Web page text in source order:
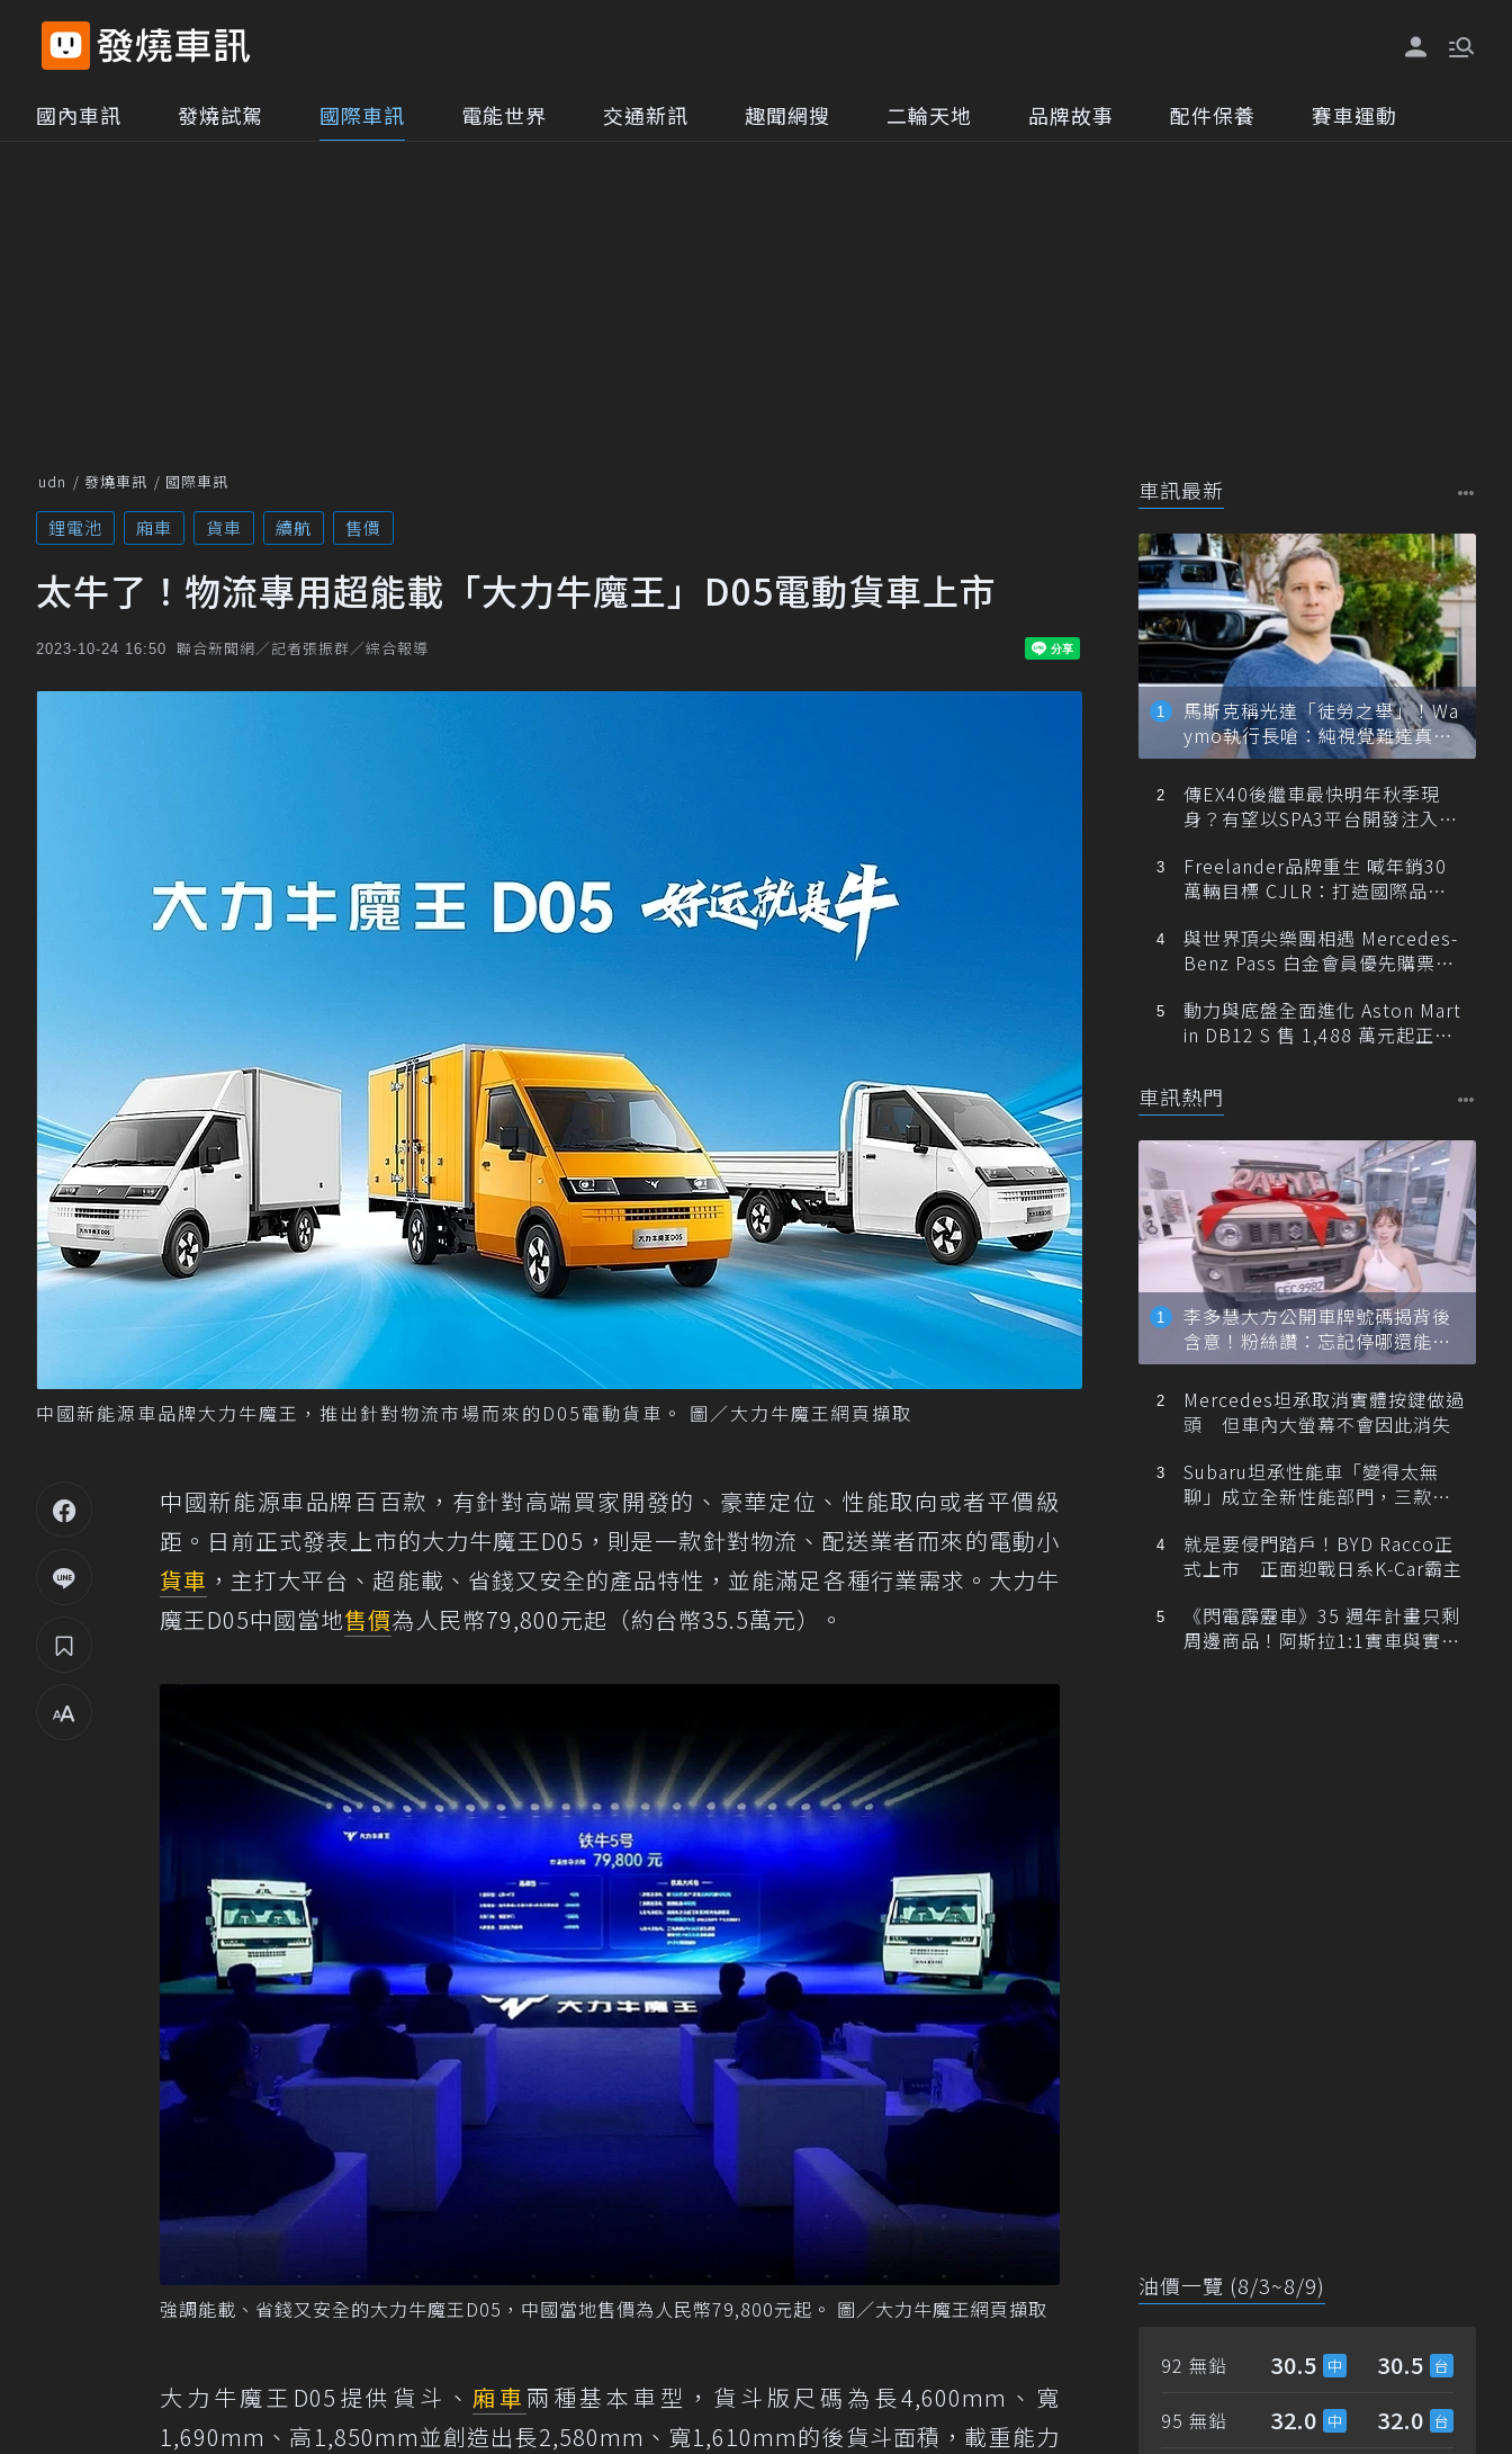
國內車訊 發燒試駕 國際車訊 電能世界 交通新訊 趣聞網搜 二輪天地 品牌故事 配件保養 賽車運動
udn 發燒車訊 國際車訊
鋰電池 廂車 貨車 續航 售價
太牛了！物流專用超能載「大力牛魔王」D05電動貨車上市
2023-10-24 16:50 聯合新聞網／記者張振群／綜合報導
中國新能源車品牌大力牛魔王，推出針對物流市場而來的D05電動貨車。 圖／大力牛魔王網頁擷取
中國新能源車品牌百百款，有針對高端買家開發的、豪華定位、性能取向或者平價級
距。日前正式發表上市的大力牛魔王D05，則是一款針對物流、配送業者而來的電動小
貨車 ，主打大平台、超能載、省錢又安全的產品特性，並能滿足各種行業需求。大力牛
魔王D05中國當地售價為人民幣79,800元起（約台幣35.5萬元）。
強調能載、省錢又安全的大力牛魔王D05，中國當地售價為人民幣79,800元起。 圖／大力牛魔王網頁擷取
大力牛魔王D05提供貨斗、 廂車 兩種基本車型，貨斗版尺碼為長4,600mm、寬
1,690mm、高1,850mm並創造出長2,580mm、寬1,610mm的後貨斗面積，載重能力
車訊最新
馬斯克稱光達「徒勞之舉」！Wa
ymo執行長嗆：純視覺難達真正
自動駕駛
傳EX40後繼車最快明年秋季現
身？有望以SPA3平台開發注入80
Freelander品牌重生 喊年銷30
萬輛目標 CJLR：打造國際品牌
與世界頂尖樂團相遇 Mercedes-
Benz Pass 白金會員優先購票維
動力與底盤全面進化 Aston Mart
in DB12 S 售 1,488 萬元起正式
車訊熱門
李多慧大方公開車牌號碼揭背後
含意！粉絲讚：忘記停哪還能幫
忙找車
Mercedes坦承取消實體按鍵做過
頭 但車內大螢幕不會因此消失
Subaru坦承性能車「變得太無
聊」成立全新性能部門，三款手
就是要侵門踏戶！BYD Racco正
式上市 正面迎戰日系K-Car霸主
《閃電霹靂車》35 週年計畫只剩
周邊商品！阿斯拉1:1實車與實體
油價一覽 (8/3~8/9)
92 無鉛 30.5 30.5
95 無鉛 32.0 32.0